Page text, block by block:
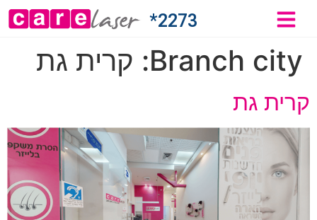
2273*
Branch city: קרית גת
קרית גת